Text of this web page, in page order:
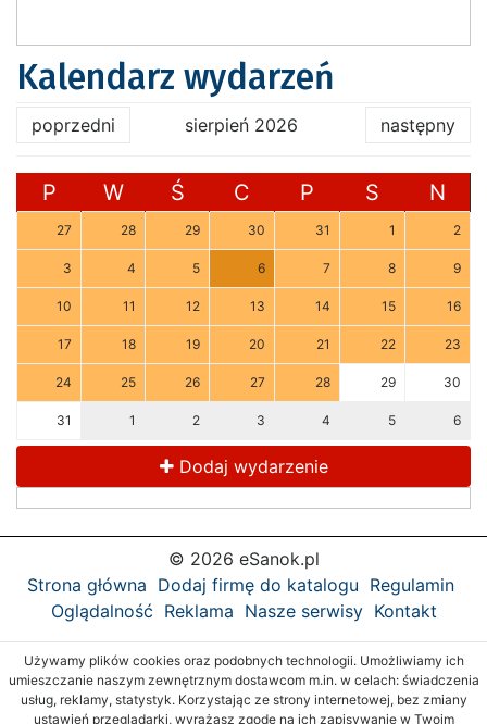
Kalendarz wydarzeń
poprzedni sierpień 2026 następny
P W Ś C P S N
27 28 29 30 31 1 2
3 4 5 6 7 8 9
10 11 12 13 14 15 16
17 18 19 20 21 22 23
24 25 26 27 28 29 30
31 1 2 3 4 5 6
Dodaj wydarzenie
© 2026 eSanok.pl
Strona główna Dodaj firmę do katalogu Regulamin
Oglądalność Reklama Nasze serwisy Kontakt
Używamy plików cookies oraz podobnych technologii. Umożliwiamy ich
umieszczanie naszym zewnętrznym dostawcom m.in. w celach: świadczenia
usług, reklamy, statystyk. Korzystając ze strony internetowej, bez zmiany
ustawień przeglądarki, wyrażasz zgodę na ich zapisywanie w Twoim